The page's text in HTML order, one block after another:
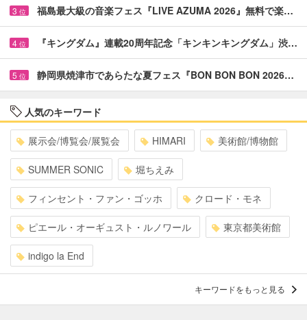
3 位 福島最大級の音楽フェス『LIVE AZUMA 2026』無料で楽…
4 位 『キングダム』連載20周年記念「キンキンキングダム」渋…
5 位 静岡県焼津市であらたな夏フェス『BON BON BON 2026…
人気のキーワード
展示会/博覧会/展覧会 HIMARI 美術館/博物館
SUMMER SONIC 堀ちえみ
フィンセント・ファン・ゴッホ クロード・モネ
ピエール・オーギュスト・ルノワール 東京都美術館
indigo la End
キーワードをもっと見る